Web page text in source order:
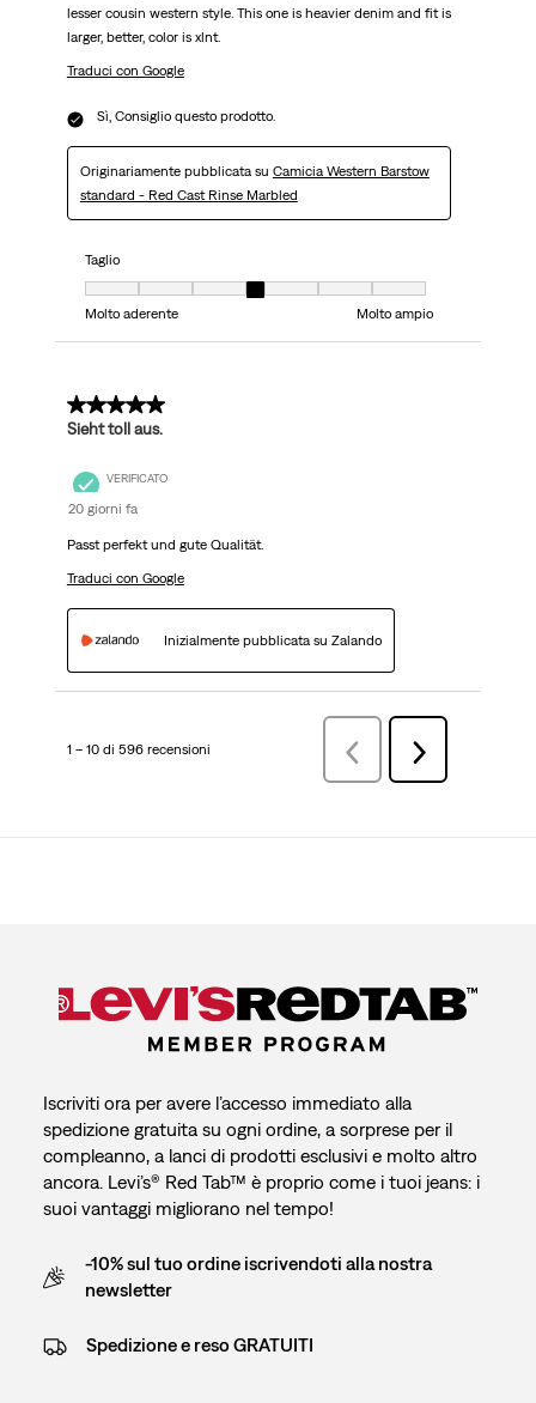
lesser cousin western style. This one is heavier denim and fit is
larger, better, color is xlnt.
Traduci con Google
Sì, Consiglio questo prodotto.
Originariamente pubblicata su Camicia Western Barstow
standard - Red Cast Rinse Marbled
Taglio
Taglio, 4 su 7, dove 1 è uguale a Molto aderente e 7 è uguale a Molto
Molto aderente
Molto ampio
5 su 5 stelle.
Sieht toll aus.
VERIFICATO
20 giorni fa
Passt perfekt und gute Qualität.
Traduci con Google
Inizialmente pubblicata su Zalando
1 – 10 di 596 recensioni Precedenterecensioni
Successiva
recensioni
Iscriviti ora per avere l’accesso immediato alla
spedizione gratuita su ogni ordine, a sorprese per il
compleanno, a lanci di prodotti esclusivi e molto altro
ancora. Levi’s® Red Tab™ è proprio come i tuoi jeans: i
suoi vantaggi migliorano nel tempo!
-10% sul tuo ordine iscrivendoti alla nostra
newsletter
Spedizione e reso GRATUITI